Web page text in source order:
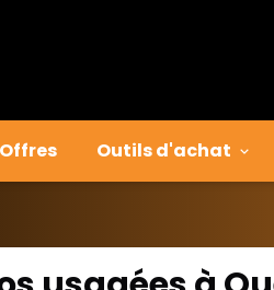
Offres Outils d'achat